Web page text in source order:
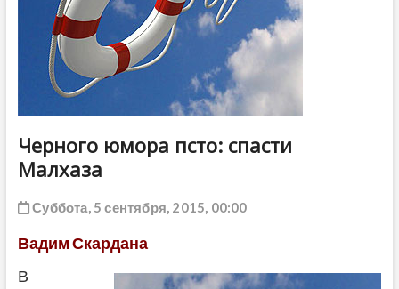
Черного юмора псто: спасти
Малхаза
Суббота, 5 сентября, 2015, 00:00
Вадим Скардана
В